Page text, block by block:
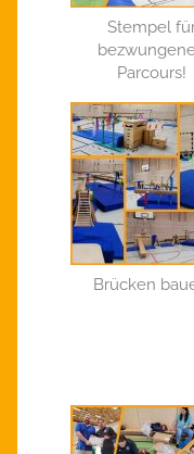
Stempel
Parcours!
Brücken